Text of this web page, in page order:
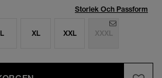
Storlek Och Passform
L XL XXL XXXL